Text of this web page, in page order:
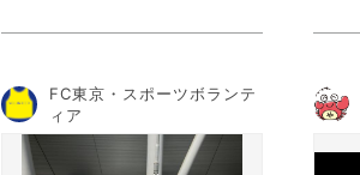
FC東京・スポーツボランテ
ィア